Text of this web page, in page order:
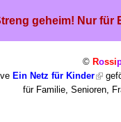
geheim! Nur für
© Rossi
Ein Netz für Kinder
für Familie, Senioren,